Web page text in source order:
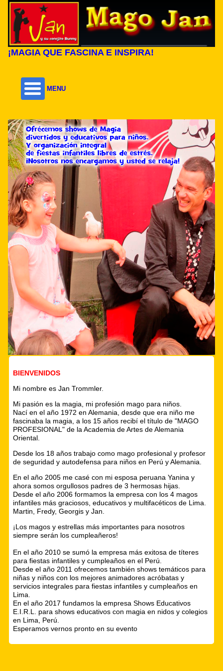
¡MAGIA QUE FASCINA E INSPIRA!
MENU
BIENVENIDOS
Mi nombre es Jan Trommler.
Mi pasión es la magia, mi profesión mago para niños.
Nací en el año 1972 en Alemania, desde que era niño me
fascinaba la magia, a los 15 años recibí el título de "MAGO
PROFESIONAL" de la Academia de Artes de Alemania
Oriental.
Desde los 18 años trabajo como mago profesional y profesor
de seguridad y autodefensa para niños en Perú y Alemania.
En el año 2005 me casé con mi esposa peruana Yanina y
ahora somos orgullosos padres de 3 hermosas hijas.
Desde el año 2006 formamos la empresa con los 4 magos
infantiles más graciosos, educativos y multifacéticos de Lima.
Martin, Fredy, Georgis y Jan.
¡Los magos y estrellas más importantes para nosotros
siempre serán los cumpleañeros!
En el año 2010 se sumó la empresa más exitosa de títeres
para fiestas infantiles y cumpleaños en el Perú.
Desde el año 2011 ofrecemos también shows temáticos para
niñas y niños con los mejores animadores acróbatas y
servicios integrales para fiestas infantiles y cumpleaños en
Lima.
En el año 2017 fundamos la empresa Shows Educativos
E.I.R.L. para shows educativos con magia en nidos y colegios
en Lima, Perú.
Esperamos vernos pronto en su evento